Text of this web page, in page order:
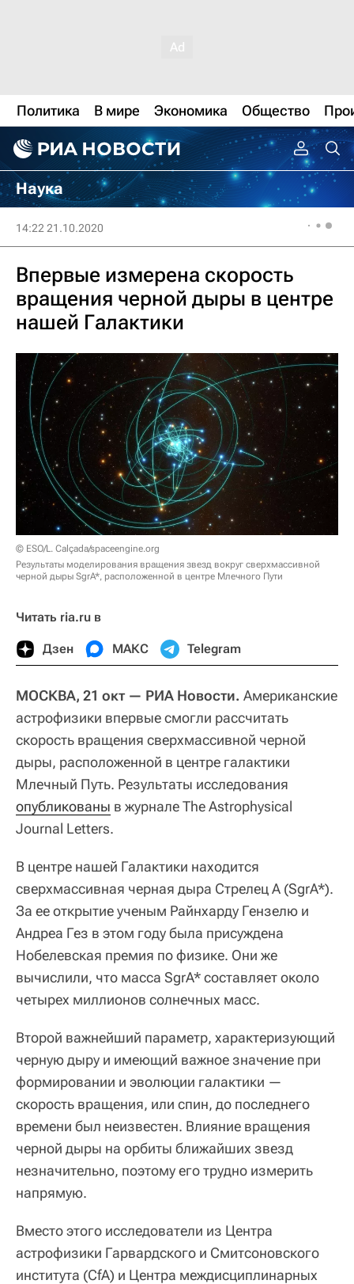
Политика В мире Экономика Общество
Наука
14:22 21.10.2020
Впервые измерена скорость
вращения черной дыры в центре
нашей Галактики
© ESO/L. Calçada/spaceengine.org
Результаты моделирования вращения звезд вокруг сверхмассивной
черной дыры SgrA*, расположенной в центре Млечного Пути
Читать ria.ru в
Дзен МАКС Telegram
МОСКВА, 21 окт — РИА Новости. Американские
астрофизики впервые смогли рассчитать
скорость вращения сверхмассивной черной
дыры, расположенной в центре галактики
Млечный Путь. Результаты исследования
опубликованы в журнале The Astrophysical
Journal Letters.
В центре нашей Галактики находится
сверхмассивная черная дыра Стрелец А (SgrA*).
За ее открытие ученым Райнхарду Гензелю и
Андреа Гез в этом году была присуждена
Нобелевская премия по физике. Они же
вычислили, что масса SgrA* составляет около
четырех миллионов солнечных масс.
Второй важнейший параметр, характеризующий
черную дыру и имеющий важное значение при
формировании и эволюции галактики —
скорость вращения, или спин, до последнего
времени был неизвестен. Влияние вращения
черной дыры на орбиты ближайших звезд
незначительно, поэтому его трудно измерить
напрямую.
Вместо этого исследователи из Центра
астрофизики Гарвардского и Смитсоновского
института (CfA) и Центра междисциплинарных